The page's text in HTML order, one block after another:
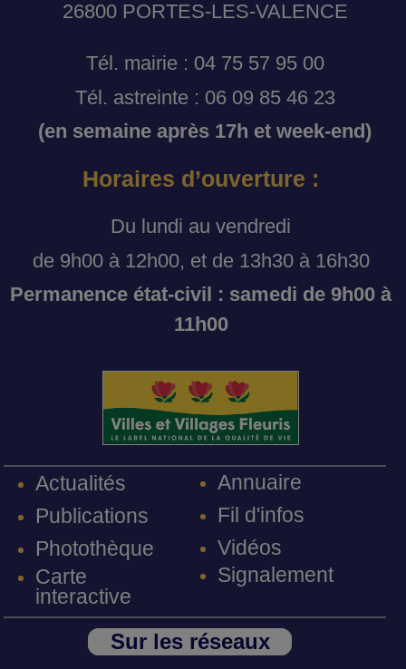
26800 PORTES-LES-VALENCE
Tél. mairie : 04 75 57 95 00
Tél. astreinte : 06 09 85 46 23
(en semaine après 17h et week-end)
Horaires d’ouverture :
Du lundi au vendredi
de 9h00 à 12h00, et de 13h30 à 16h30
Permanence état-civil : samedi de 9h00 à
11h00
Actualités
Publications
Photothèque
Carte
interactive
Annuaire
Fil d'infos
Vidéos
Signalement
Sur les réseaux